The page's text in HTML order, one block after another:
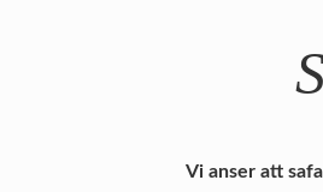
Vi anser att